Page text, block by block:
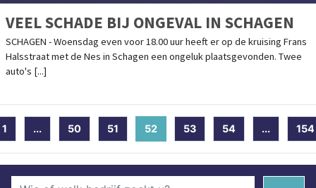
VEEL SCHADE BIJ ONGEVAL IN SCHAGEN
SCHAGEN - Woensdag even voor 18.00 uur heeft er op de kruising Frans
Halsstraat met de Nes in Schagen een ongeluk plaatsgevonden. Twee
auto's [...]
1 ... 50 51 52(current)
53 54 ... 154